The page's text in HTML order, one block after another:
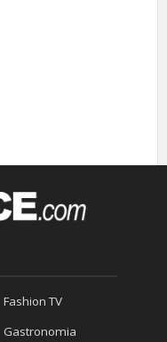
Fashion TV
Gastronomia